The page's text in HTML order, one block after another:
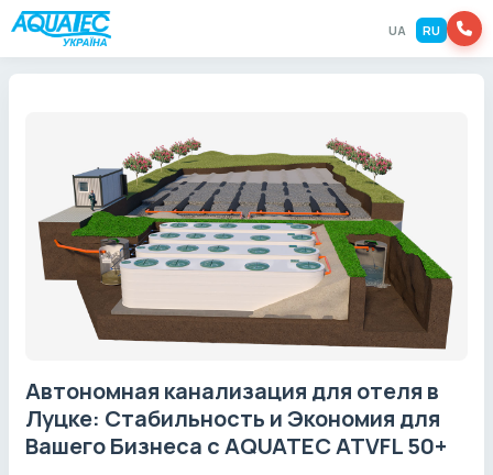
UA RU
Автономная канализация для отеля в
Луцке: Стабильность и Экономия для
Вашего Бизнеса с AQUATEC ATVFL 50+